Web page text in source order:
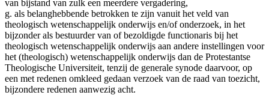
van bijstand van zulk een meerdere vergadering,
g. als belanghebbende betrokken te zijn vanuit het veld van
theologisch wetenschappelijk onderwijs en/of onderzoek, in het
bijzonder als bestuurder van of bezoldigde functionaris bij het
theologisch wetenschappelijk onderwijs aan andere instellingen voor
het (theologisch) wetenschappelijk onderwijs dan de Protestantse
Theologische Universiteit, tenzij de generale synode daarvoor, op
een met redenen omkleed gedaan verzoek van de raad van toezicht,
bijzondere redenen aanwezig acht.